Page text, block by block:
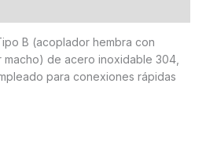
B (acoplador hembra con
de acero inoxidable 304,
para conexiones rápidas